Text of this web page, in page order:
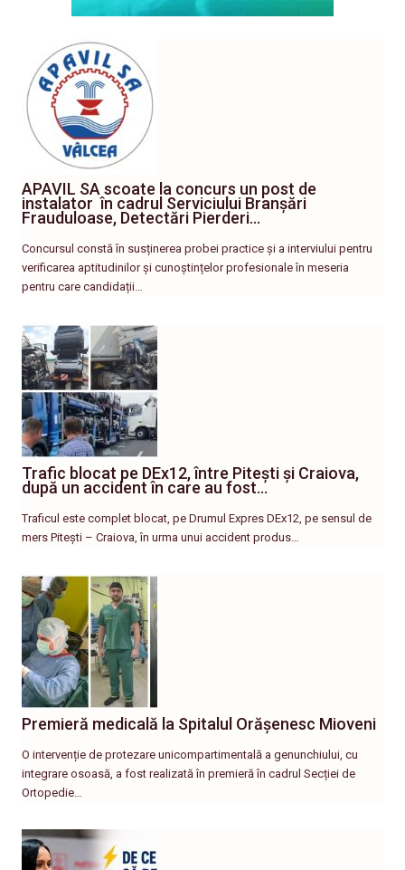
APAVIL SA scoate la concurs un post de
instalator în cadrul Serviciului Branșări
Frauduloase, Detectări Pierderi…
Concursul constă în susținerea probei practice și a interviului pentru
verificarea aptitudinilor și cunoștințelor profesionale în meseria
pentru care candidații…
Trafic blocat pe DEx12, între Pitești și Craiova,
după un accident în care au fost…
Traficul este complet blocat, pe Drumul Expres DEx12, pe sensul de
mers Pitești – Craiova, în urma unui accident produs…
Premieră medicală la Spitalul Orășenesc Mioveni
O intervenție de protezare unicompartimentală a genunchiului, cu
integrare osoasă, a fost realizată în premieră în cadrul Secției de
Ortopedie…